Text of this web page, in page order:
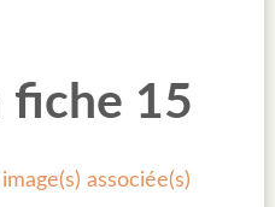
fiche 15
associée(s)